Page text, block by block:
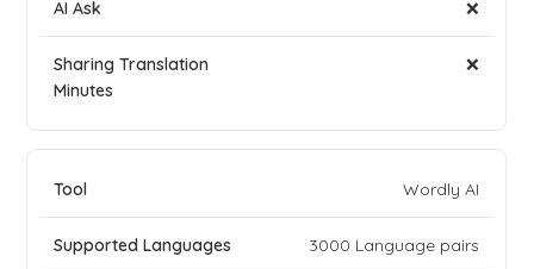
❌
❌
Wordly AI
3000 Language pairs